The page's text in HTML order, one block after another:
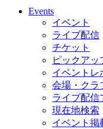
Events
イベント
ライブ配信
チケット
ピックアッ
イベントレ
会場・クラ
ライブ配信
現在地検索
イベント掲